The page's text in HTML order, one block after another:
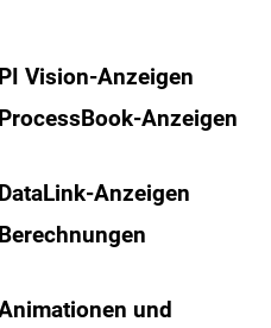
PI Vision-Anzeigen
ProcessBook-Anzeigen
DataLink-Anzeigen
Berechnungen
und